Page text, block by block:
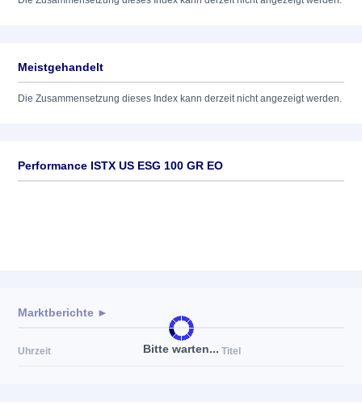
Meistgehandelt
Die Zusammensetzung dieses Index kann derzeit nicht angezeigt werden.
Performance ISTX US ESG 100 GR EO
Bitte warten...
Marktberichte ►
Uhrzeit Titel